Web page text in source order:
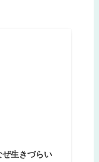
生きづらい